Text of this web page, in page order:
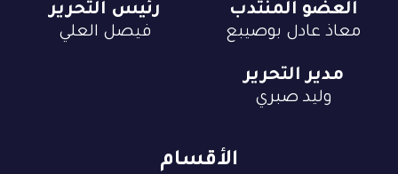
الأقسام
العضو المنتدب
معاذ عادل بوصيبع
رئيس التحرير
فيصل العلي
مدير التحرير
وليد صبري